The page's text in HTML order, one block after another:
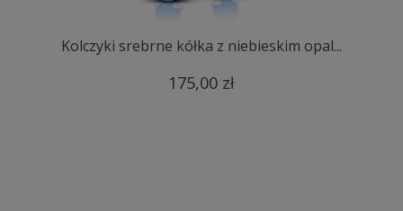
Kolczyki srebrne kółka z niebieskim opal...
175,00 zł